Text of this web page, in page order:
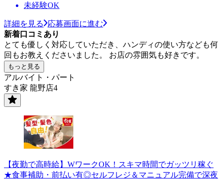
未経験OK
詳細を見る
応募画面に進む
新着口コミあり
とても優しく対応していただき、ハンディの使い方なども何
回もお教えくださいました。 お店の雰囲気も好きです。
もっと見る
アルバイト・パート
すき家 龍野店4
【夜勤で高時給】WワークOK！スキマ時間でガッツリ稼ぐ
★食事補助・前払い有◎セルフレジ＆マニュアル完備で深夜